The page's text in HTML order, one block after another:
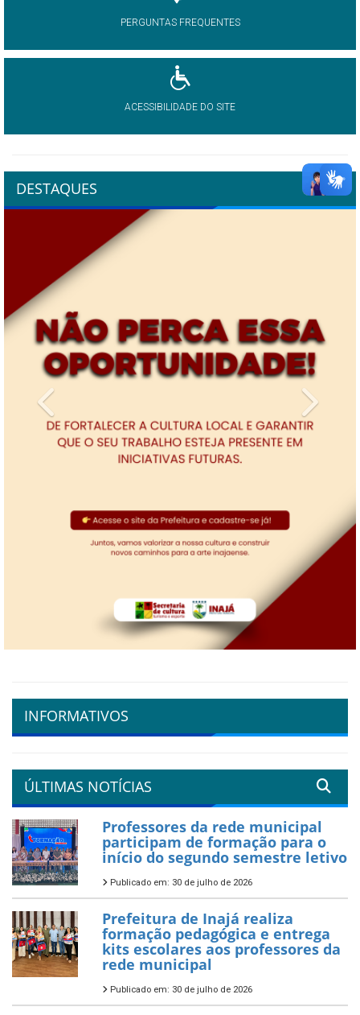
PERGUNTAS FREQUENTES
ACESSIBILIDADE DO SITE
DESTAQUES
INFORMATIVOS
ÚLTIMAS NOTÍCIAS
Professores da rede municipal
participam de formação para o
início do segundo semestre letivo
Publicado em: 30 de julho de 2026
Prefeitura de Inajá realiza
formação pedagógica e entrega
kits escolares aos professores da
rede municipal
Publicado em: 30 de julho de 2026